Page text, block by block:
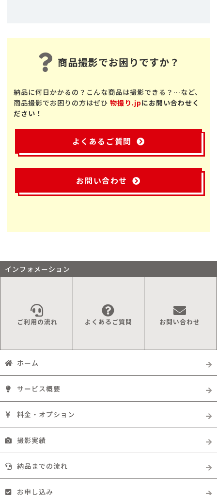
商品撮影でお困りですか？
納品に何日かかるの？こんな商品は撮影できる？…など、
商品撮影でお困りの方はぜひ 物撮り.jpにお問い合わせく
ださい！
よくあるご質問
お問い合わせ
インフォメーション
ご利用の流れ よくあるご質問 お問い合わせ
ホーム
サービス概要
料金・オプション
撮影実績
納品までの流れ
お申し込み